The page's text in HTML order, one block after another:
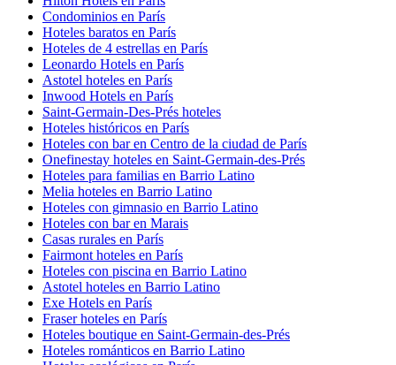
Condominios en París
Hoteles baratos en París
Hoteles de 4 estrellas en París
Leonardo Hotels en París
Astotel hoteles en París
Inwood Hotels en París
Saint-Germain-Des-Prés hoteles
Hoteles históricos en París
Hoteles con bar en Centro de la ciudad de París
Onefinestay hoteles en Saint-Germain-des-Prés
Hoteles para familias en Barrio Latino
Melia hoteles en Barrio Latino
Hoteles con gimnasio en Barrio Latino
Hoteles con bar en Marais
Casas rurales en París
Fairmont hoteles en París
Hoteles con piscina en Barrio Latino
Astotel hoteles en Barrio Latino
Exe Hotels en París
Fraser hoteles en París
Hoteles boutique en Saint-Germain-des-Prés
Hoteles románticos en Barrio Latino